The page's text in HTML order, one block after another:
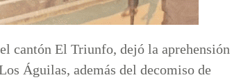
cantón El Triunfo, dejó la aprehensión
Águilas, además del decomiso de